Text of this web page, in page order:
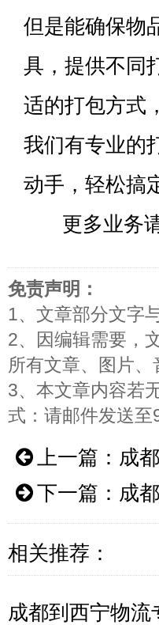
但是能确保物
具，提供不同
适的打包方式
我们有专业的
动手，轻松搞
更多业务
免责声明：
1、文章部分文字
2、因编辑需要，
所有文章、图片
3、本文章内容若
式：请邮件发送至
上一篇： 成
下一篇： 成
相关推荐：
成都到西宁物流